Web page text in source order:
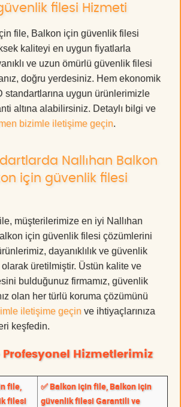
filesi Hizmeti
file, Balkon için güvenlik filesi
kaliteyi en uygun fiyatlarla
ve uzun ömürlü güvenlik filesi
doğru yerdesiniz. Hem ekonomik
standartlarına uygun ürünlerimizle
altına alabilirsiniz. Detaylı bilgi ve
bizimle iletişime geçin.
Nallıhan Balkon
için güvenlik filesi
müşterilerimize en iyi Nallıhan
için güvenlik filesi çözümlerini
dayanıklılık ve güvenlik
üretilmiştir. Üstün kalite ve
bulduğunuz firmamız, güvenlik
olan her türlü koruma çözümünü
iletişime geçin ve ihtiyaçlarınıza
keşfedin.
Profesyonel Hizmetlerimiz
file,
filesi
✅ Balkon için file, Balkon için
güvenlik filesi Garantili ve